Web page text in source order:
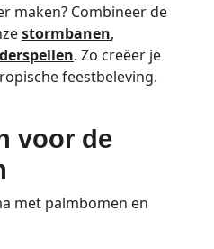
maken? Combineer de
stormbanen,
. Zo creëer je
feestbeleving.
voor de
met palmbomen en